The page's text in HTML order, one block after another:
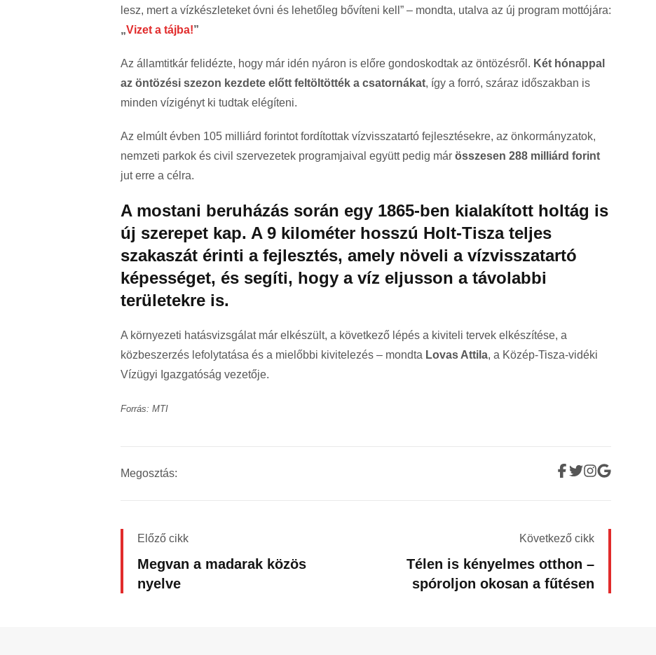
lesz, mert a vízkészleteket óvni és lehetőleg bővíteni kell” – mondta, utalva az új program mottójára:
„Vizet a tájba!”
Az államtitkár felidézte, hogy már idén nyáron is előre gondoskodtak az öntözésről. Két hónappal
az öntözési szezon kezdete előtt feltöltötték a csatornákat, így a forró, száraz időszakban is
minden vízigényt ki tudtak elégíteni.
Az elmúlt évben 105 milliárd forintot fordítottak vízvisszatartó fejlesztésekre, az önkormányzatok,
nemzeti parkok és civil szervezetek programjaival együtt pedig már összesen 288 milliárd forint
jut erre a célra.
A mostani beruházás során egy 1865-ben kialakított holtág is
új szerepet kap. A 9 kilométer hosszú Holt-Tisza teljes
szakaszát érinti a fejlesztés, amely növeli a vízvisszatartó
képességet, és segíti, hogy a víz eljusson a távolabbi
területekre is.
A környezeti hatásvizsgálat már elkészült, a következő lépés a kiviteli tervek elkészítése, a
közbeszerzés lefolytatása és a mielőbbi kivitelezés – mondta Lovas Attila, a Közép-Tisza-vidéki
Vízügyi Igazgatóság vezetője.
Forrás: MTI
Megosztás:
Előző cikk
Megvan a madarak közös
nyelve
Következő cikk
Télen is kényelmes otthon –
spóroljon okosan a fűtésen